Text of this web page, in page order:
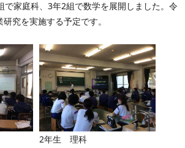
で家庭科、3年2組で数学を展開しました。令
究を実施する予定です。
2年生 理科